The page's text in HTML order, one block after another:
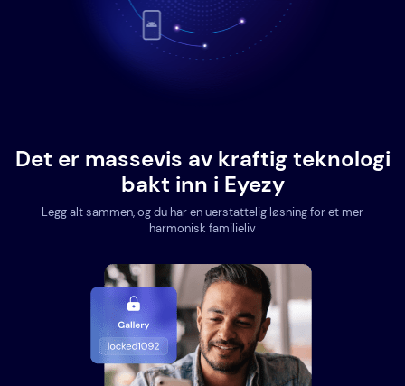
Det er massevis av kraftig teknologi
bakt inn i Eyezy
Legg alt sammen, og du har en uerstattelig løsning for et mer
harmonisk familieliv